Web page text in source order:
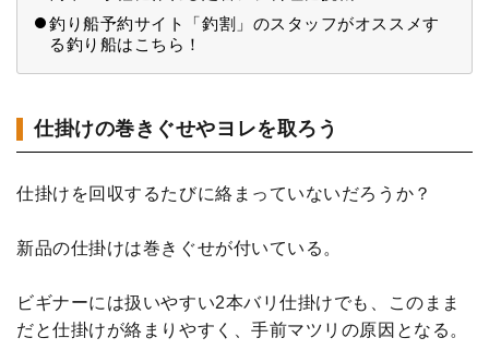
釣り船予約サイト「釣割」のスタッフがオススメす
る釣り船はこちら！
仕掛けの巻きぐせやヨレを取ろう
仕掛けを回収するたびに絡まっていないだろうか？
新品の仕掛けは巻きぐせが付いている。
ビギナーには扱いやすい2本バリ仕掛けでも、このまま
だと仕掛けが絡まりやすく、手前マツリの原因となる。